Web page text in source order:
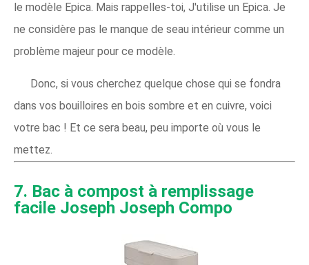
le modèle Epica. Mais rappelles-toi, J'utilise un Epica. Je
ne considère pas le manque de seau intérieur comme un
problème majeur pour ce modèle.
Donc, si vous cherchez quelque chose qui se fondra
dans vos bouilloires en bois sombre et en cuivre, voici
votre bac ! Et ce sera beau, peu importe où vous le
mettez.
7. Bac à compost à remplissage
facile Joseph Joseph Compo